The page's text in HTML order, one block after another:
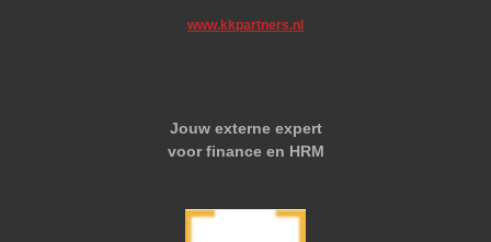
www.kkpartners.nl
Jouw externe expert
voor finance en HRM